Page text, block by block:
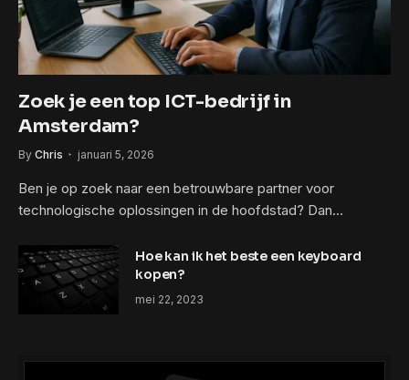
Zoek je een top ICT-bedrijf in
Amsterdam?
By Chris januari 5, 2026
Ben je op zoek naar een betrouwbare partner voor
technologische oplossingen in de hoofdstad? Dan…
Hoe kan ik het beste een keyboard
kopen?
mei 22, 2023